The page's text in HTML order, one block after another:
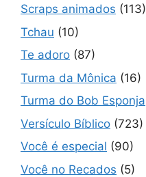
Scraps animados (113)
Tchau (10)
Te adoro (87)
Turma da Mônica (16)
Turma do Bob Esponja
Versículo Bíblico (723)
Você é especial (90)
Você no Recados (5)